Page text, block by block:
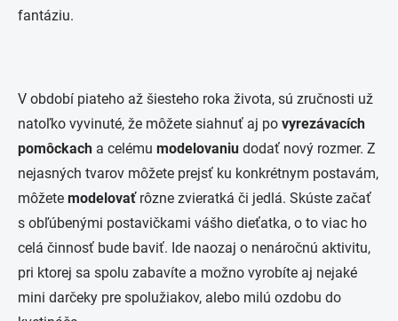
fantáziu.
V období piateho až šiesteho roka života, sú zručnosti už
natoľko vyvinuté, že môžete siahnuť aj po vyrezávacích
pomôckach a celému modelovaniu dodať nový rozmer. Z
nejasných tvarov môžete prejsť ku konkrétnym postavám,
môžete modelovaťrôzne zvieratká či jedlá. Skúste začať
s obľúbenými postavičkami vášho dieťatka, o to viac ho
celá činnosť bude baviť. Ide naozaj o nenáročnú aktivitu,
pri ktorej sa spolu zabavíte a možno vyrobíte aj nejaké
mini darčeky pre spolužiakov, alebo milú ozdobu do